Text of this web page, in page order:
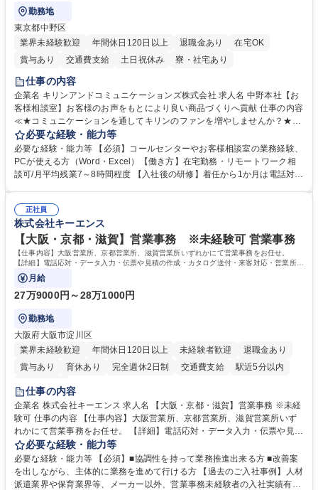
勤務地
東京都中野区
業界未経験歓迎
年間休日120日以上 退職金あり
在宅OK
賞与あり
交通費支給 土日祝休み 寮・社宅あり
仕事の内容
企業名 キリンアンドコミュニケーションズ株式会社 求人名 中野本社【お
客様相談室】お客様のお声をもとにより良い商品づくりへ貢献 仕事の内容
≪★コミュニケーションを通してキリンのファンを増やしませんか？★≫
お客様のお声をより良い商品づくりに活かしていく上で、窓口となるお客
様相談室でのお仕事です。 日々お客様からいただくキリングループへのご
意見を、企業活動に活かしています。お客様からの声に迅速かつ誠意をも
って対応、情報提供するとともにグループ内活動に反映しています。 【具
平均100件前後■メール・手紙：同上40件前後 募集職種 中野本社【お客様
相談室】お客様のお声をもとにより良い商品づくりへ貢献
必要な経験・能力等
必要な経験・能力等 【必須】コールセンターやお客様相談室の業務経験、
PCが使える方（Word・Excel）【働き方】在宅勤務・リモートワーク相
談可/月平均残業7～8時間程度 【入社後の研修】着任から1か月は電話対応
すのでご安心ください。 【当社について】キリングループの広報機能を担
う会社として、お客様との出会いを大切にし、磨き上げたホスピタリティ
を込めてコミュニケーションをとりながら広報関連業務を行っておりま
す。 学歴・資格 学歴：大学院 大学 高専 短大 専修学校 高校 語学力： 資
格：
正社員
株式会社キーエンス
【大阪・京都・滋賀】営業事務 ※未経験可 営業事務
【仕事内容】大阪営業所、京都営業所、滋賀営業所いずれかにて営業事務をお任せ。
【詳細】電話応対・データ入力・伝票や見積の作成・カタログ送付・来客対応・営業所内
で発生する事務業務や業務改善をお任せ。
月給
27万9000円～28万1000円
勤務地
大阪府大阪市淀川区
業界未経験歓迎
年間休日120日以上 未経験者歓迎
退職金あり
賞与あり
育休あり 完全週休2日制 交通費支給
駅近5分以内
土日祝休み
仕事の内容
企業名 株式会社キーエンス 求人名 【大阪・京都・滋賀】営業事務 ※未経
験可 仕事の内容 【仕事内容】大阪営業所、京都営業所、滋賀営業所いず
れかにて営業事務をお任せ。 【詳細】電話応対・データ入力・伝票や見積
の作成・カタログ送付・来客対応・営業所内で発生する事務業務や業務改
善をお任せ。 【教育制度】ご入社後、育成担当とペアになりながらOJTに
て業務を覚えていただくことが可能です。業務システムがきちんと構築さ
れているため、スムーズに仕事に慣れることができる環境です。また、
必要な経験・能力等
必要な経験・能力等 【必須】■協調性を持って業務推進出来る方 ■改善案
を出しながら、主体的に業務を進めて行ける方 【過去のご入社事例】人材
派遣業界や保育業界等、メーカー以外、営業事務未経験者の入社実績有